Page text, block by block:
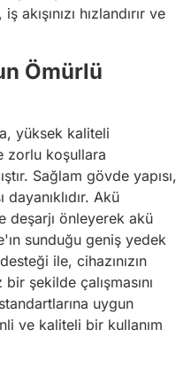
hızlandırır ve
Ömürlü
yüksek kaliteli
zorlu koşullara
Sağlam gövde yapısı,
Akü
deşarjı önleyerek akü
sunduğu geniş yedek
ile, cihazınızın
şekilde çalışmasını
uygun
ve kaliteli bir kullanım